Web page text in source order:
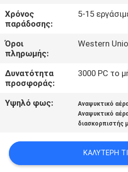
ΕΠΑΦΉ
ΜΕ
ΖΗΤΉΣΤΕ
ΈΝΑ
ΑΠΌΣΠΑΣΜΑ
ONLINE
Χρόνος
παράδοσης:
5-15
Όροι
πληρωμής:
Western
Δυνατότητα
προσφοράς:
3000 PC το
Υψηλό φως: Αναψυκτικό
Αναψυκτικό
διασκορπιστής
ΚΑΛΎΤΕΡΗ